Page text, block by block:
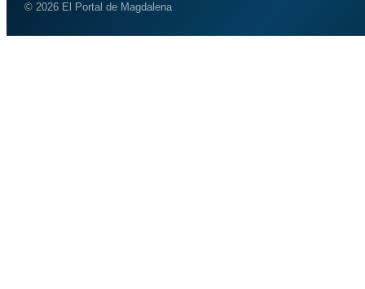
© 2026 El Portal de Magdalena